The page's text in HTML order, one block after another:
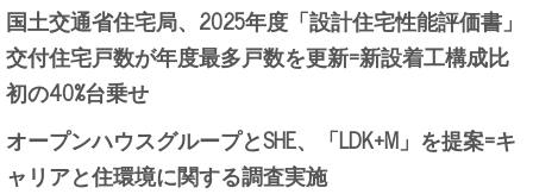
国土交通省住宅局、2025年度「設計住宅性能評価書」
交付住宅戸数が年度最多戸数を更新=新設着工構成比
初の40%台乗せ
オープンハウスグループとSHE、「LDK+M」を提案=キ
ャリアと住環境に関する調査実施